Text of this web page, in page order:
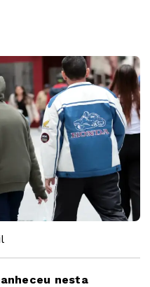
nesta